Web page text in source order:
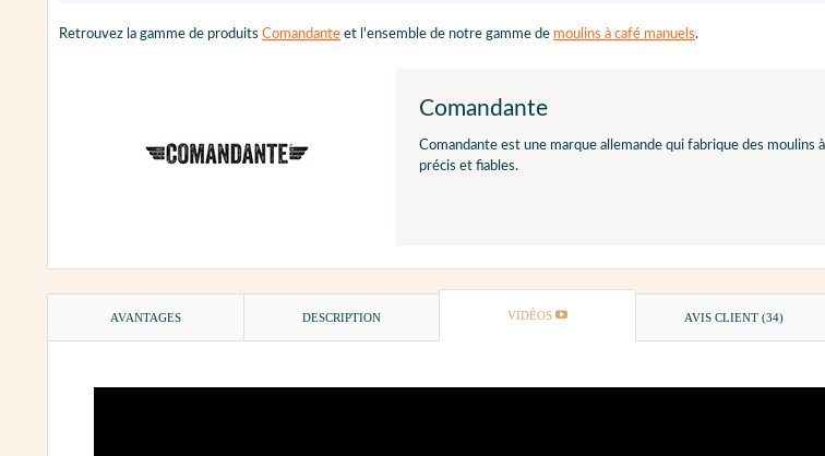
Retrouvez la gamme de produits Comandante et l'ensemble de notre gamme de moulins à café manuels.
Comandante
Comandante est une marque allemande qui fabrique des
précis et fiables.
AVANTAGES DESCRIPTION VIDÉOS AVIS CLIENT (34)